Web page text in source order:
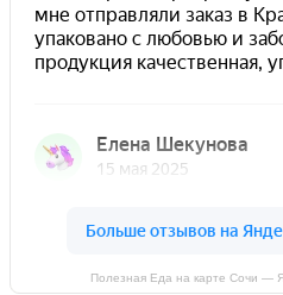
Полезная Еда на карте Сочи —